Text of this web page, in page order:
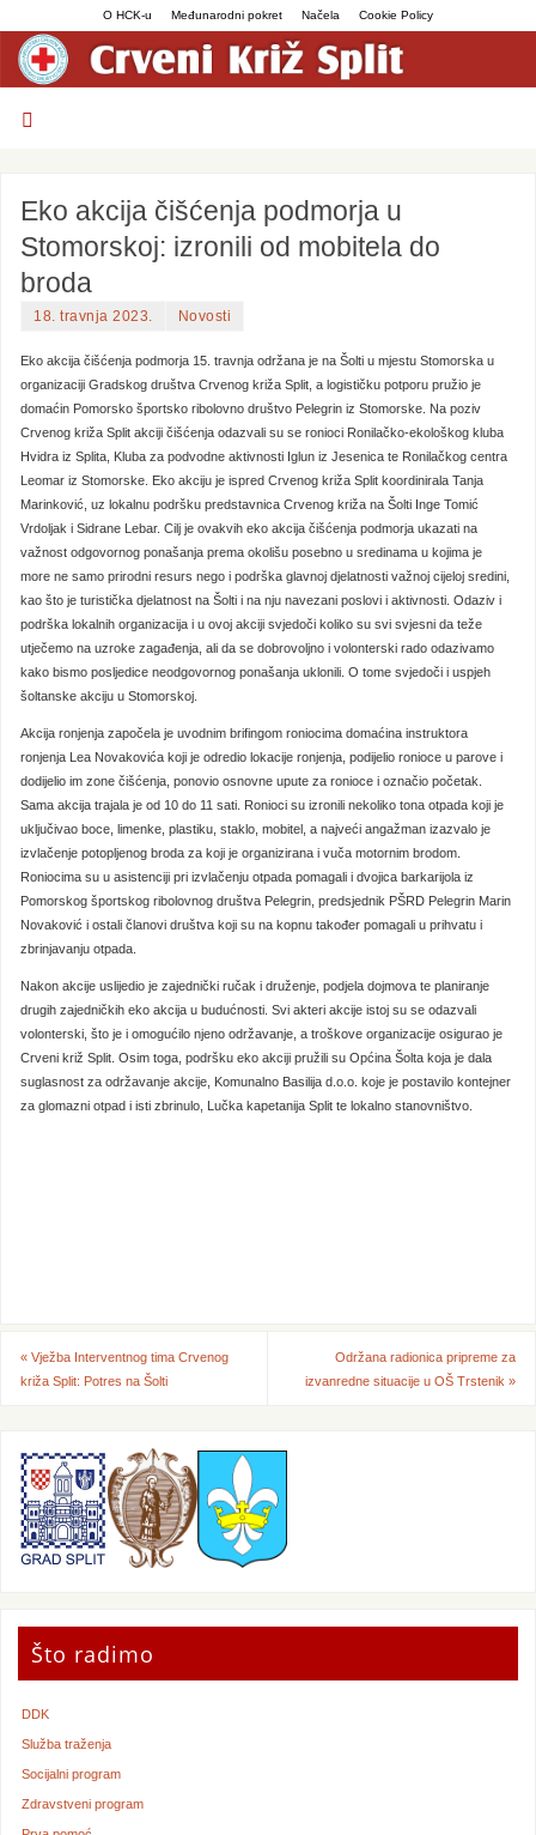
O HCK-u Međunarodni pokret Načela Cookie Policy
Eko akcija čišćenja podmorja u
Stomorskoj: izronili od mobitela do
broda
18. travnja 2023. Novosti
Eko akcija čišćenja podmorja 15. travnja održana je na Šolti u mjestu Stomorska u
organizaciji Gradskog društva Crvenog križa Split, a logističku potporu pružio je
domaćin Pomorsko športsko ribolovno društvo Pelegrin iz Stomorske. Na poziv
Crvenog križa Split akciji čišćenja odazvali su se ronioci Ronilačko-ekološkog kluba
Hvidra iz Splita, Kluba za podvodne aktivnosti Iglun iz Jesenica te Ronilačkog centra
Leomar iz Stomorske. Eko akciju je ispred Crvenog križa Split koordinirala Tanja
Marinković, uz lokalnu podršku predstavnica Crvenog križa na Šolti Inge Tomić
Vrdoljak i Sidrane Lebar. Cilj je ovakvih eko akcija čišćenja podmorja ukazati na
važnost odgovornog ponašanja prema okolišu posebno u sredinama u kojima je
more ne samo prirodni resurs nego i podrška glavnoj djelatnosti važnoj cijeloj sredini,
kao što je turistička djelatnost na Šolti i na nju navezani poslovi i aktivnosti. Odaziv i
podrška lokalnih organizacija i u ovoj akciji svjedoči koliko su svi svjesni da teže
utječemo na uzroke zagađenja, ali da se dobrovoljno i volonterski rado odazivamo
kako bismo posljedice neodgovornog ponašanja uklonili. O tome svjedoči i uspjeh
šoltanske akciju u Stomorskoj.
Akcija ronjenja započela je uvodnim brifingom roniocima domaćina instruktora
ronjenja Lea Novakovića koji je odredio lokacije ronjenja, podijelio ronioce u parove i
dodijelio im zone čišćenja, ponovio osnovne upute za ronioce i označio početak.
Sama akcija trajala je od 10 do 11 sati. Ronioci su izronili nekoliko tona otpada koji je
uključivao boce, limenke, plastiku, staklo, mobitel, a najveći angažman izazvalo je
izvlačenje potopljenog broda za koji je organizirana i vuča motornim brodom.
Roniocima su u asistenciji pri izvlačenju otpada pomagali i dvojica barkarijola iz
Pomorskog športskog ribolovnog društva Pelegrin, predsjednik PŠRD Pelegrin Marin
Novaković i ostali članovi društva koji su na kopnu također pomagali u prihvatu i
zbrinjavanju otpada.
Nakon akcije uslijedio je zajednički ručak i druženje, podjela dojmova te planiranje
drugih zajedničkih eko akcija u budućnosti. Svi akteri akcije istoj su se odazvali
volonterski, što je i omogućilo njeno održavanje, a troškove organizacije osigurao je
Crveni križ Split. Osim toga, podršku eko akciji pružili su Općina Šolta koja je dala
suglasnost za održavanje akcije, Komunalno Basilija d.o.o. koje je postavilo kontejner
za glomazni otpad i isti zbrinulo, Lučka kapetanija Split te lokalno stanovništvo.
« Vježba Interventnog tima Crvenog
križa Split: Potres na Šolti
Održana radionica pripreme za
izvanredne situacije u OŠ Trstenik »
Što radimo
DDK
Služba traženja
Socijalni program
Zdravstveni program